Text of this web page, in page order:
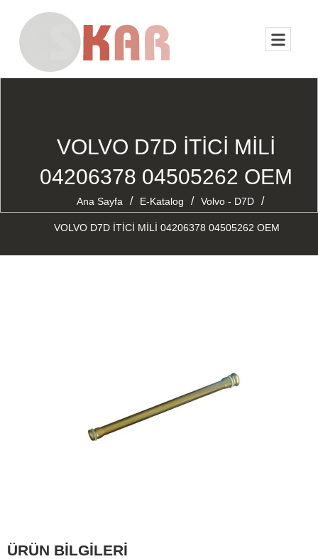
VOLVO D7D İTİCİ MİLİ
04206378 04505262 OEM
Ana Sayfa / E-Katalog / Volvo - D7D /
VOLVO D7D İTİCİ MİLİ 04206378 04505262 OEM
ÜRÜN BİLGİLERİ